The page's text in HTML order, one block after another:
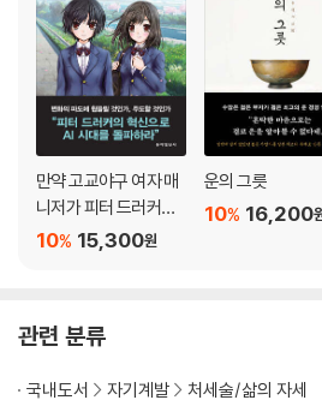
[나다움 발굴 프로젝트 6]
Day 7 본격 라이프워크를 시작한다
라이프워크 스토리 속에서 살아가라
달라진 삶을 즐겨라
사랑하는 사람들과 라이프워크 스토리를 공
[나다움 발굴 프로젝트 7]
Epilogue
만약 고교야구 여자 매
니저가 피터 드러커를
읽는다면15,300원
10%
운의 그릇
16,200
10%
관련 분류
국내도서 자기계발 처세술/삶의 자세